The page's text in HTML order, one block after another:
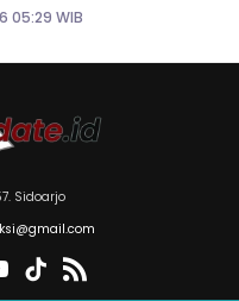
05:29 WIB
Sidoarjo